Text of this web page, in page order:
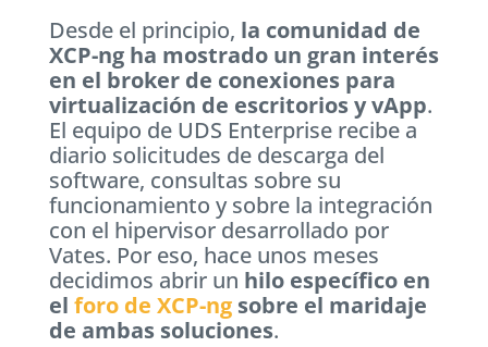
Desde el principio, la comunidad de
XCP-ng ha mostrado un gran interés
en el broker de conexiones para
virtualización de escritorios y vApp.
El equipo de UDS Enterprise recibe a
diario solicitudes de descarga del
software, consultas sobre su
funcionamiento y sobre la integración
con el hipervisor desarrollado por
Vates. Por eso, hace unos meses
decidimos abrir un hilo específico en
el foro de XCP-ngsobre el maridaje
de ambas soluciones.